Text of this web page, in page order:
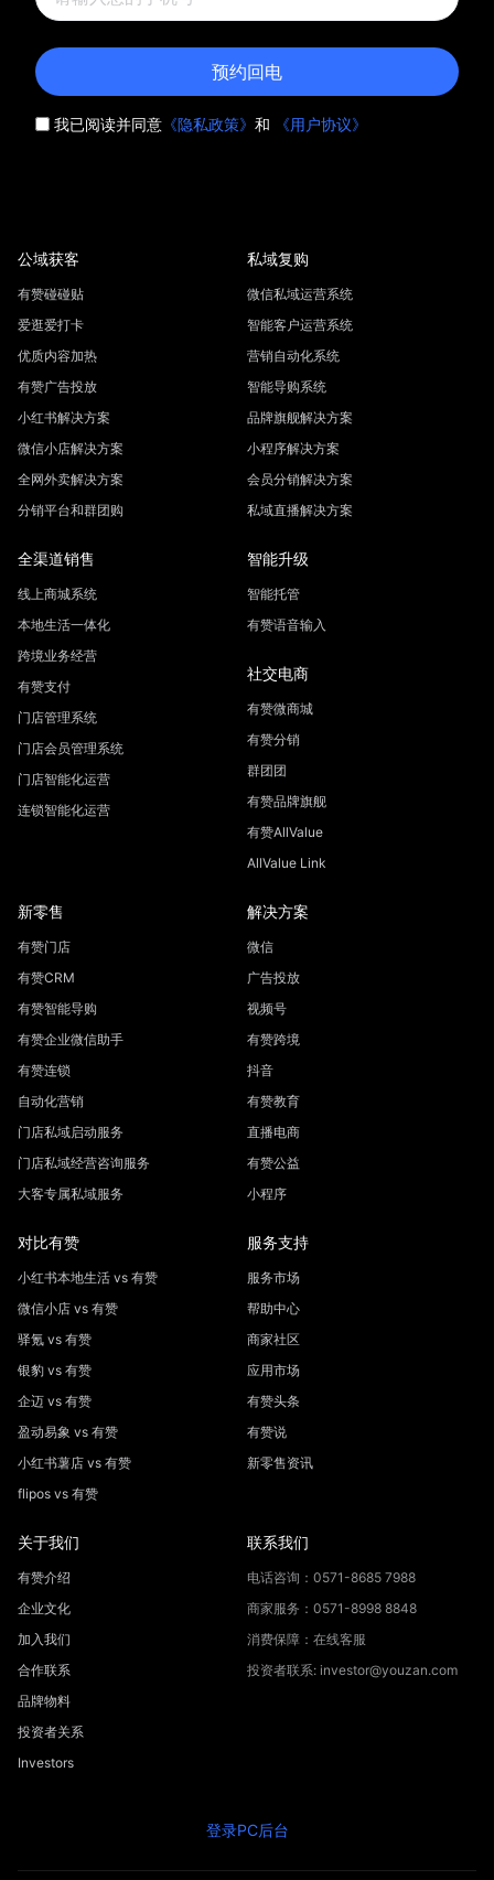
预约回电
我已阅读并同意 《隐私政策》 和 《用户协议》
公域获客
有赞碰碰贴
爱逛爱打卡
优质内容加热
有赞广告投放
小红书解决方案
微信小店解决方案
全网外卖解决方案
分销平台和群团购
私域复购
微信私域运营系统
智能客户运营系统
营销自动化系统
智能导购系统
品牌旗舰解决方案
小程序解决方案
会员分销解决方案
私域直播解决方案
全渠道销售
线上商城系统
本地生活一体化
跨境业务经营
有赞支付
门店管理系统
门店会员管理系统
门店智能化运营
连锁智能化运营
智能升级
智能托管
有赞语音输入
社交电商
有赞微商城
有赞分销
群团团
有赞品牌旗舰
有赞AllValue
AllValue Link
新零售
有赞门店
有赞CRM
有赞智能导购
有赞企业微信助手
有赞连锁
自动化营销
门店私域启动服务
门店私域经营咨询服务
大客专属私域服务
解决方案
微信
广告投放
视频号
有赞跨境
抖音
有赞教育
直播电商
有赞公益
小程序
对比有赞
小红书本地生活 vs 有赞
微信小店 vs 有赞
驿氪 vs 有赞
银豹 vs 有赞
企迈 vs 有赞
盈动易象 vs 有赞
小红书薯店 vs 有赞
flipos vs 有赞
服务支持
服务市场
帮助中心
商家社区
应用市场
有赞头条
有赞说
新零售资讯
关于我们
有赞介绍
企业文化
加入我们
合作联系
品牌物料
投资者关系
Investors
联系我们
电话咨询：0571-8685 7988
商家服务：0571-8998 8848
消费保障：在线客服
投资者联系: investor@youzan.com
登录PC后台